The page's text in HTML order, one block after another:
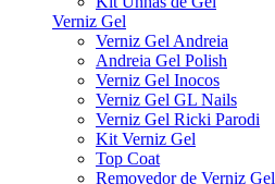
Verniz Gel
Verniz Gel Andreia
Andreia Gel Polish
Verniz Gel Inocos
Verniz Gel GL Nails
Verniz Gel Ricki Parodi
Kit Verniz Gel
Top Coat
Removedor de Verniz Gel